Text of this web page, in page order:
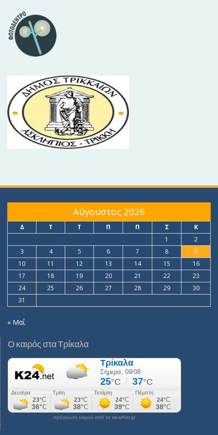
Αύγουστος 2026
Δ Τ Τ Π Π Σ
Κ
1
2
3
4 5 6 7 8
9
10
11 12 13 14 15
16
17
18 19 20 21 22
23
24
25 26 27 28 29
30
31
« Μαΐ
Ο καιρός στα Τρίκαλα
πρόγνωση καιρού από το weather.gr